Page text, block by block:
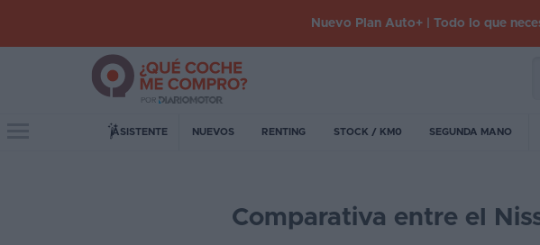
Nuevo Plan Auto+ | Todo lo que
ASISTENTE NUEVOS RENTING STOCK / KM0 SEGUNDA MANO
Comparativa entre el